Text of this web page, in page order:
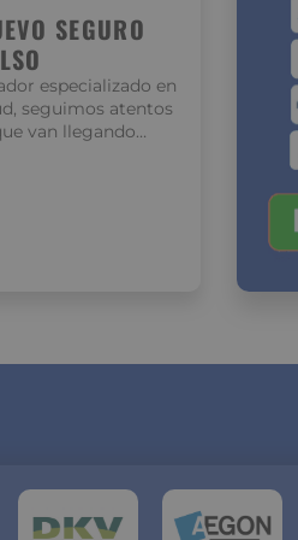
SEGURO
especializado en
seguimos atentos
van llegando…